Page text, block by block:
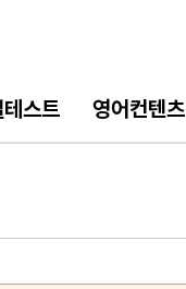
스트 영어컨텐츠